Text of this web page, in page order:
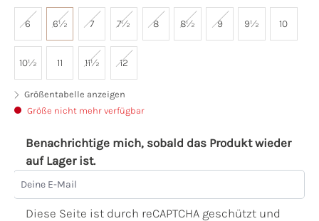
6 6½ 7 7½ 8 8½ 9 9½ 10
10½ 11 11½ 12
Größentabelle anzeigen
Größe nicht mehr verfügbar
Benachrichtige mich, sobald das Produkt wieder
auf Lager ist.
Deine E-Mail
Diese Seite ist durch reCAPTCHA geschützt und